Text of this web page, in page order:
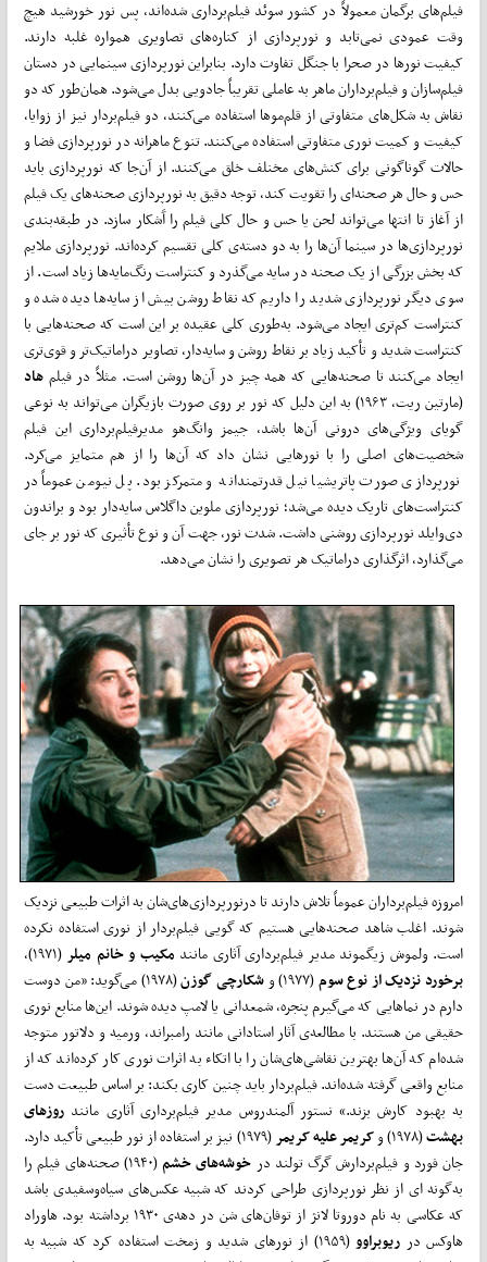
فیلم‌های برگمان معمولاً در کشور سوئد فیلم‌‌برداری شده‌اند، پس نور خورشید هیچ
وقت عمودی نمی‌تابد و نورپردازی از کنار‌ه‌های تصاویری همواره غلبه دارند.
کیفیت نور‌ها در صحرا با جنگل تفاوت دارد. بنابراین نورپردازی سینمایی در دستان
فیلم‌سازان و فیلم‌برداران ماهر به عاملی تقریباً جادویی بدل می‌‌شود. همان‌طور که دو
نقاش به شکل‌های متفاوتی از قلم‌مو‌ها استفاده می‌کنند، دو فیلم‌بردار نیز از زوایا،
کیفیت و کمیت نوری متفاوتی استفاده می‌کنند. تنوع ماهرانه در نورپردازی فضا و
حالات گوناگونی برای کنش‌های مخنلف خلق می‌کنند. از آن‌جا که نورپردازی باید
حس و حال هر صحنه‌ای را تقویت کند، توجه دقیق به نورپردازی صحنه‌های یک فیلم
از آغاز تا انتها می‌تواند لحن یا حس و حال کلی فیلم را آَشکار سازد. در طبقه‌بندی
نورپردازی‌ها در سینما آن‌ها را به دو دسته‌ی کلی تقسیم کرده‌اند. نورپردازی ملایم
که بخش بزرگی از یک صحنه در سایه می‌گذرد و کنتراست رنگ‌‌مایه‌ها زیاد است. از
سوی دیگر نورپردازی شدید را داریم که نقاط روشن بیش از سایه‌ها دیده شده و
کنتراست کم‌تری ایجاد می‌شود. به‌طوری کلی عقیده بر این است که صحنه‌هایی با
کنتراست شدید و تأکید زیاد بر نقاط روشن و سایه‌دار، تصاویر دراماتیک‌تر و قوی‌تری
ایجاد می‌کنند تا صحنه‌هایی که همه چیز در آن‌ها روشن است. مثلاً در فیلم هاد
(مارتین ریت، ۱۹۶۳) به این دلیل که نور بر روی صورت بازیگران می‌تواند به نوعی
گویای ویژگی‌های درونی آن‌ها باشد، جیمز وانگ‌هو مدیرفیلم‌برداری این فیلم
شخصیت‌های اصلی را با نور‌هایی نشان داد که آن‌ها را از هم متمایز می‌کرد.
نورپردازی صورت پاتریشیا نیل قدرتمندانه و متمرکز بود. پل نیومن عموماً در
کنتراست‌های تاریک دیده می‌شد؛ نورپردازی ملوین داگلاس سایه‌دار بود و براندون
دی‌وایلد نورپردازی روشنی داشت. شدت نور، جهت آن و نوع تأثیری که نور بر جای
می‌گذارد، اثرگذاری دراماتیک هر تصویری را نشان می‌دهد.
امروزه فیلم‌برداران عموماً تلاش دارند تا درنورپردازی‌های‌شان به اثرات طبیعی نزدیک
شوند. اغلب شاهد صحنه‌هایی هستیم که گویی فیلم‌بردار از نوری استفاده نکرده
است. ولموش زیگموند مدیر فیلم‌برداری آثاری مانند مکیب و خانم میلر(۱۹۷۱)،
برخورد نزدیکاز نوع سوم(۱۹۷۷) و شکارچی گوزن
(۱۹۷۸) می‌گوید: «من دوست
دارم در نماهایی که می‌گیرم پنجره‌، شمعدانی یا لامپ دیده شوند. این‌ها منابع نوری
حقیقی من هستند. با مطالعه‌ی آثار استادانی مانند رامبراند، ورمیه و دلا‌تور متوجه
شده‌‌ام که آن‌ها بهترین نقاشی‌های‌شان را با اتکاء به اثرات نوری کار کرده‌اند که از
منابع واقعی گرفته‌ شده‌اند. فیلم‌بردار باید چنین کاری بکند: بر اساس طبیعت دست
به بهبود کارش بزند.» نستور آلمندروس مدیر فیلم‌برداری آثاری مانند روز‌های
بهشت(۱۹۷۸) و کریمر علیه‌ کریمر
(۱۹۷۹) نیز بر استفاده از نور طبیعی تأکید دارد.
جان فورد و فیلم‌بردارش گرگ تولند در خوشه‌های خشم
(۱۹۴۰) صحنه‌‌های فیلم را
به‌گونه ای از نظر نورپردازی طراحی کردند که شبیه عکس‌‌های سیاه‌و‌سفیدی باشد
که عکاسی به نام دوروتا لانژ از توفان‌های شن در دهه‌ی ۱۹۳۰ برداشته بود. هاوراد
هاوکس در ریوبراوو
(۱۹۵۹) از نور‌های شدید و زمخت استفاده کرد که شبیه به